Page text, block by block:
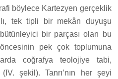
böylece Kartezyen gerçeklik
tek tipli bir mekân duyuşu
bir parçası olan bu
pek çok toplumuna
coğrafya teolojiye tabi,
şekil). Tanrı’nın her şeyi